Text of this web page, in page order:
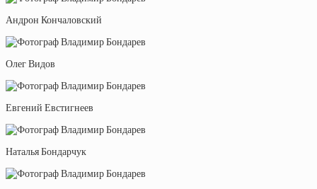
Андрон Кончаловский
Олег Видов
Евгений Евстигнеев
Наталья Бондарчук